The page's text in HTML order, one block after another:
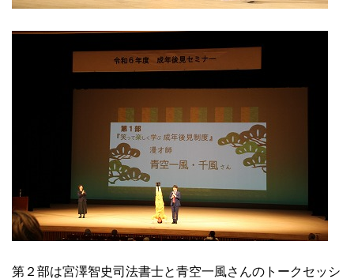
第２部は宮澤智史司法書士と青空一風さんのトークセッシ